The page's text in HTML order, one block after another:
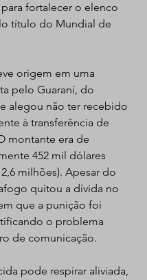
fortalecer o elenco
título do Mundial de
origem em uma
pelo Guaraní, do
alegou não ter recebido
à transferência de
montante era de
452 mil dólares
2,6 milhões). Apesar do
quitou a dívida no
que a punição foi
o problema
de comunicação.
pode respirar aliviada,